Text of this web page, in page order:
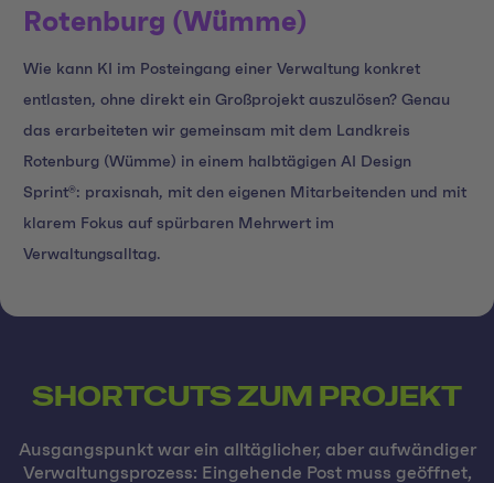
Rotenburg (Wümme)
Wie kann KI im Posteingang einer Verwaltung konkret
entlasten, ohne direkt ein Großprojekt auszulösen? Genau
das erarbeiteten wir gemeinsam mit dem Landkreis
Rotenburg (Wümme) in einem halbtägigen AI Design
Sprint®: praxisnah, mit den eigenen Mitarbeitenden und mit
klarem Fokus auf spürbaren Mehrwert im
Verwaltungsalltag.
SHORTCUTS ZUM PROJEKT
Ausgangspunkt war ein alltäglicher, aber aufwändiger
Verwaltungsprozess: Eingehende Post muss geöffnet,